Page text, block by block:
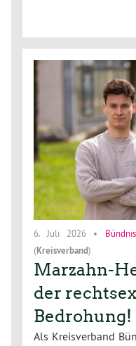
6. Juli 2026 •
(Kreisverband)
Marzahn-
der
Bedrohung!
Als Kreisverband